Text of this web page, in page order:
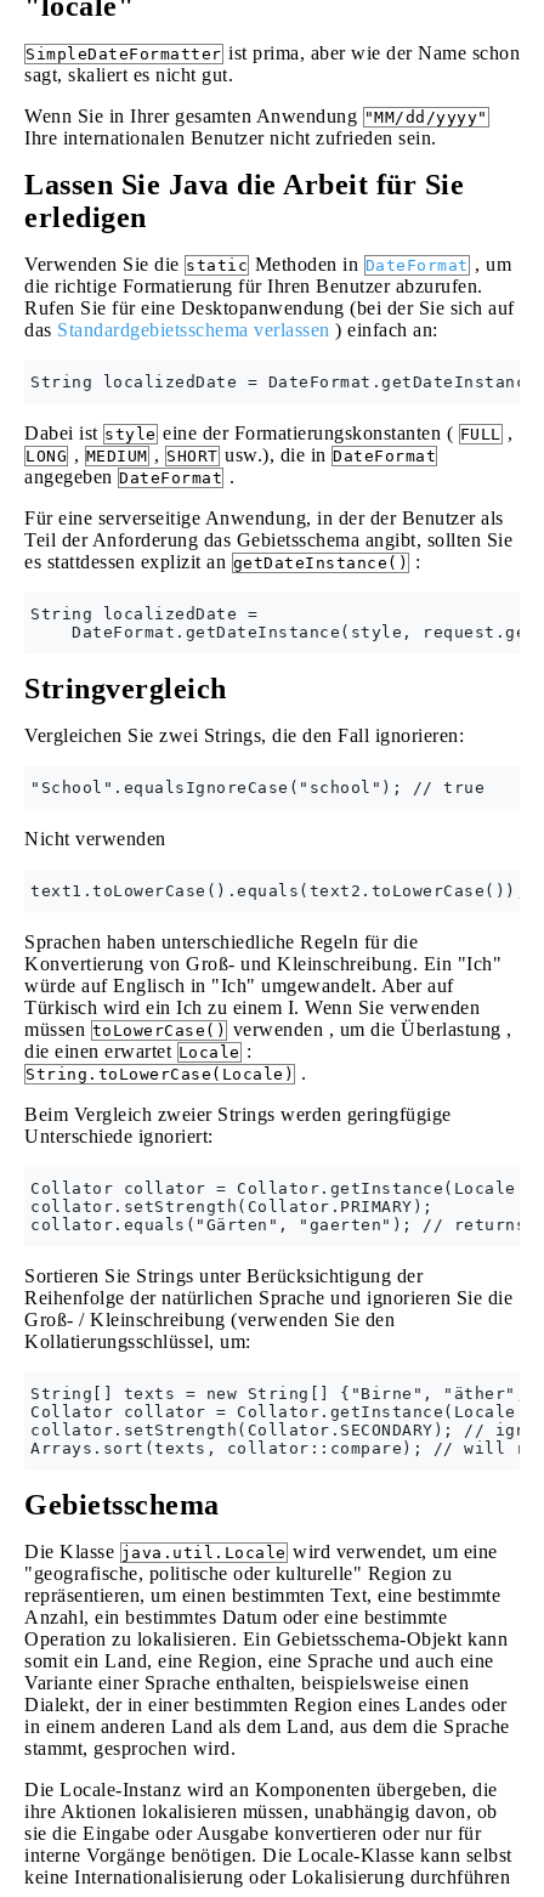
SimpleDateFormatter ist prima, aber wie der Name schon
sagt, skaliert es nicht gut.
Wenn Sie in Ihrer gesamten Anwendung "MM/dd/yyyy"
Ihre internationalen Benutzer nicht zufrieden sein.
Lassen Sie Java die Arbeit für Sie
erledigen
Verwenden Sie die static Methoden in DateFormat , um
die richtige Formatierung für Ihren Benutzer abzurufen.
Rufen Sie für eine Desktopanwendung (bei der Sie sich auf
das Standardgebietsschema verlassen ) einfach an:
Dabei ist style eine der Formatierungskonstanten ( FULL ,
LONG , MEDIUM , SHORT usw.), die in DateFormat
angegeben DateFormat .
Für eine serverseitige Anwendung, in der der Benutzer als
Teil der Anforderung das Gebietsschema angibt, sollten Sie
es stattdessen explizit an getDateInstance() :
String localizedDate =
Stringvergleich
Vergleichen Sie zwei Strings, die den Fall ignorieren:
Nicht verwenden
Sprachen haben unterschiedliche Regeln für die
Konvertierung von Groß- und Kleinschreibung. Ein "Ich"
würde auf Englisch in "Ich" umgewandelt. Aber auf
Türkisch wird ein Ich zu einem I. Wenn Sie verwenden
müssen toLowerCase() verwenden , um die Überlastung ,
die einen erwartet Locale :
String.toLowerCase(Locale)
.
Beim Vergleich zweier Strings werden geringfügige
Unterschiede ignoriert:
Collator collator =
collator.setStrength(Collator.PRIMARY);
Sortieren Sie Strings unter Berücksichtigung der
Reihenfolge der natürlichen Sprache und ignorieren Sie die
Groß- / Kleinschreibung (verwenden Sie den
Kollatierungsschlüssel, um:
String[] texts = new String[] {"Birne", "äther",
Collator collator =
collator.setStrength(Collator.SECONDARY); //
Gebietsschema
Die Klasse java.util.Locale wird verwendet, um eine
"geografische, politische oder kulturelle" Region zu
repräsentieren, um einen bestimmten Text, eine bestimmte
Anzahl, ein bestimmtes Datum oder eine bestimmte
Operation zu lokalisieren. Ein Gebietsschema-Objekt kann
somit ein Land, eine Region, eine Sprache und auch eine
Variante einer Sprache enthalten, beispielsweise einen
Dialekt, der in einer bestimmten Region eines Landes oder
in einem anderen Land als dem Land, aus dem die Sprache
stammt, gesprochen wird.
Die Locale-Instanz wird an Komponenten übergeben, die
ihre Aktionen lokalisieren müssen, unabhängig davon, ob
sie die Eingabe oder Ausgabe konvertieren oder nur für
interne Vorgänge benötigen. Die Locale-Klasse kann selbst
keine Internationalisierung oder Lokalisierung durchführen